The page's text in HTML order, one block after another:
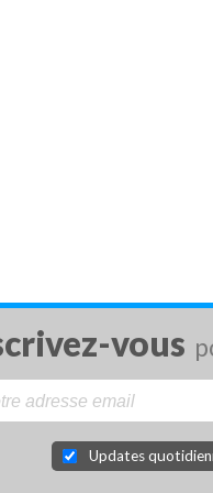
vous
Updates